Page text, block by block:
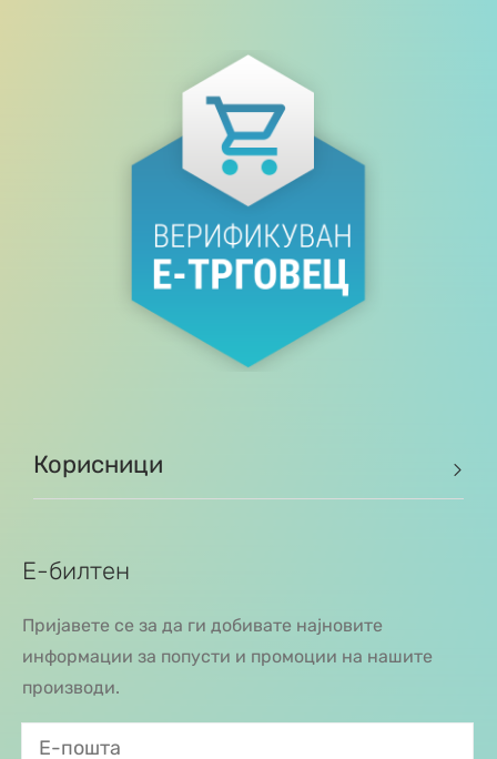
Корисници
Е-билтен
Пријавете се за да ги добивате најновите
информации за попусти и промоции на нашите
производи.